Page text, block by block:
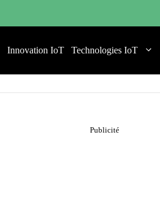
Innovation IoT Technologies IoT